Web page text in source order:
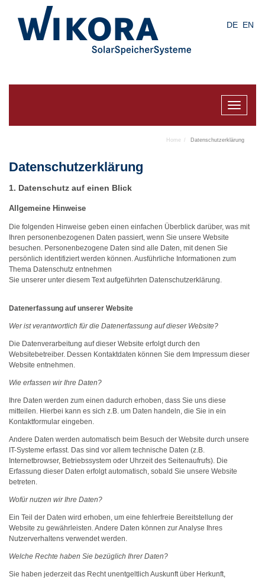
DE EN
Toggle
Home Datenschutzerklärung
Datenschutz­erklärung
1. Datenschutz auf einen Blick
Allgemeine Hinweise
Die folgenden Hinweise geben einen einfachen Überblick darüber, was mit
Ihren personenbezogenen Daten passiert, wenn Sie unsere Website
besuchen. Personenbezogene Daten sind alle Daten, mit denen Sie
persönlich identifiziert werden können. Ausführliche Informationen zum
Thema Datenschutz entnehmen
Sie unserer unter diesem Text aufgeführten Datenschutzerklärung.
Datenerfassung auf unserer Website
Wer ist verantwortlich für die Datenerfassung auf dieser Website?
Die Datenverarbeitung auf dieser Website erfolgt durch den
Websitebetreiber. Dessen Kontaktdaten können Sie dem Impressum dieser
Website entnehmen.
Wie erfassen wir Ihre Daten?
Ihre Daten werden zum einen dadurch erhoben, dass Sie uns diese
mitteilen. Hierbei kann es sich z.B. um Daten handeln, die Sie in ein
Kontaktformular eingeben.
Andere Daten werden automatisch beim Besuch der Website durch unsere
IT-Systeme erfasst. Das sind vor allem technische Daten (z.B.
Internetbrowser, Betriebssystem oder Uhrzeit des Seitenaufrufs). Die
Erfassung dieser Daten erfolgt automatisch, sobald Sie unsere Website
betreten.
Wofür nutzen wir Ihre Daten?
Ein Teil der Daten wird erhoben, um eine fehlerfreie Bereitstellung der
Website zu gewährleisten. Andere Daten können zur Analyse Ihres
Nutzerverhaltens verwendet werden.
Welche Rechte haben Sie bezüglich Ihrer Daten?
Sie haben jederzeit das Recht unentgeltlich Auskunft über Herkunft,